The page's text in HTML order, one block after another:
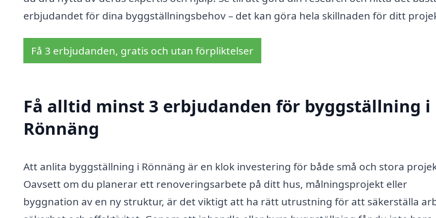
erbjudandet för dina byggställningsbehov – det kan göra hela skillnaden för ditt
Få 3 erbjudanden, gratis och utan förpliktelser
Få alltid minst 3 erbjudanden för byggställning i
Rönnäng
Att anlita byggställning i Rönnäng är en klok investering för både små och stora
Oavsett om du planerar ett renoveringsarbete på ditt hus, målningsprojekt eller
byggnation av en ny struktur, är det viktigt att ha rätt utrustning för att säkerställa